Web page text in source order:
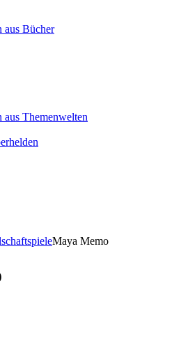
aus Bücher
aus Themenwelten
Maya Memo